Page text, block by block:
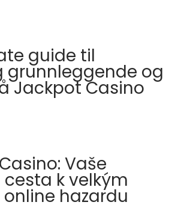
guide til
og
Jackpot Casino
Vaše
k velkým
hazardu